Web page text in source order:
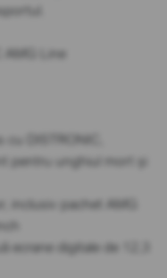
AMG Line
DISTRONIC,
pentru unghiul mort și
inclusiv pachet AMG
ecrane digitale de 12,3